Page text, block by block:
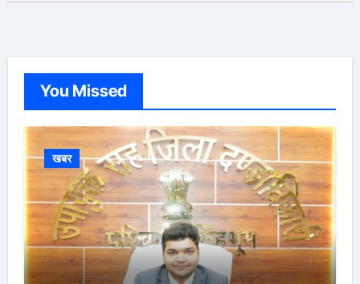
You Missed
खबर